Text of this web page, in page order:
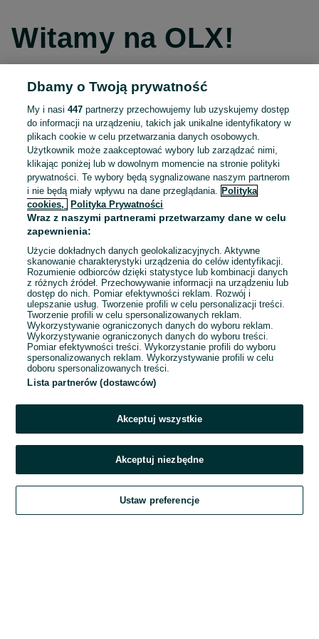
Witamy na OLX!
Kontynuuj przez Facebooka
Kontynuuj przez konto Apple
Kontynuuj przez konto Google
LUB
E-mail
Hasło
Zaloguj się
Kontynuując za pośrednictwem jednego z dostawców wskazanych powyżej,
OLX.pl w jego aktualnym brzmieniu.
Dbamy o Twoją prywatność
My i nasi447 partnerzy przechowujemy lub uzyskujemy dostęp
do informacji na urządzeniu, takich jak unikalne identyfikatory w
plikach cookie w celu przetwarzania danych osobowych.
Użytkownik może zaakceptować wybory lub zarządzać nimi,
klikając poniżej lub w dowolnym momencie na stronie polityki
prywatności. Te wybory będą sygnalizowane naszym partnerom
i nie będą miały wpływu na dane przeglądania.
Polityka
cookies,
Polityka Prywatności
Wraz z naszymi partnerami przetwarzamy dane w celu
zapewnienia:
Użycie dokładnych danych geolokalizacyjnych. Aktywne
skanowanie charakterystyki urządzenia do celów identyfikacji.
Rozumienie odbiorców dzięki statystyce lub kombinacji danych
z różnych źródeł. Przechowywanie informacji na urządzeniu lub
dostęp do nich. Pomiar efektywności reklam. Rozwój i
ulepszanie usług. Tworzenie profili w celu personalizacji treści.
Tworzenie profili w celu spersonalizowanych reklam.
Wykorzystywanie ograniczonych danych do wyboru reklam.
Wykorzystywanie ograniczonych danych do wyboru treści.
Pomiar efektywności treści. Wykorzystanie profili do wyboru
spersonalizowanych reklam. Wykorzystywanie profili w celu
doboru spersonalizowanych treści.
Lista partnerów (dostawców)
Akceptuj wszystkie
Akceptuj niezbędne
Ustaw preferencje